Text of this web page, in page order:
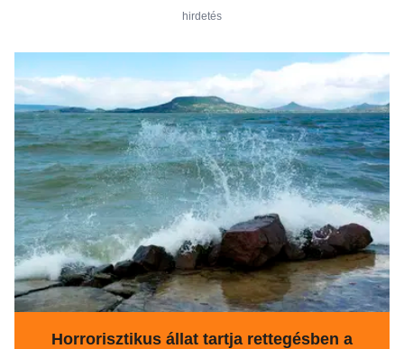
hirdetés
Horrorisztikus állat tartja rettegésben a